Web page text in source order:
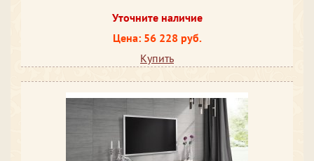
Уточните наличие
Цена: 56 228 руб.
Купить